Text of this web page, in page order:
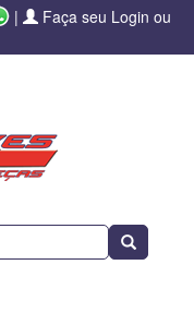
|
Faça seu Login ou
Buscar